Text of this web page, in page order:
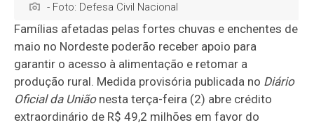
- Foto: Defesa Civil Nacional
Famílias afetadas pelas fortes chuvas e enchentes de
maio no Nordeste poderão receber apoio para
garantir o acesso à alimentação e retomar a
produção rural. Medida provisória publicada no Diário
Oficial da Uniãonesta terça-feira (2) abre crédito
extraordinário de R$ 49,2 milhões em favor do